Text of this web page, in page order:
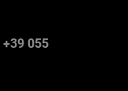
+39 055